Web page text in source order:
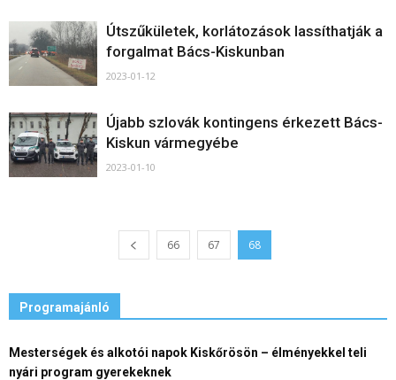
Útszűkületek, korlátozások lassíthatják a
forgalmat Bács-Kiskunban
2023-01-12
Újabb szlovák kontingens érkezett Bács-
Kiskun vármegyébe
2023-01-10
66 67 68
Programajánló
Mesterségek és alkotói napok Kiskőrösön – élményekkel teli
nyári program gyerekeknek